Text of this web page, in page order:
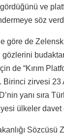
ve
söz
göre de
de “Kırım
Birinci zirvesi 23
yanı sıra
ülkeler davet
Sözcüsü